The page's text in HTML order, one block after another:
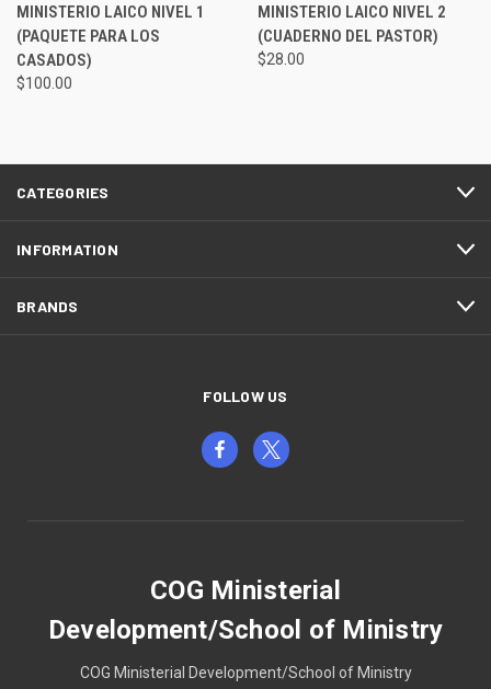
MINISTERIO LAICO NIVEL 1
(PAQUETE PARA LOS
CASADOS)
$100.00
MINISTERIO LAICO NIVEL 2
(CUADERNO DEL PASTOR)
$28.00
CATEGORIES
INFORMATION
BRANDS
FOLLOW US
COG Ministerial
Development/School of Ministry
COG Ministerial Development/School of Ministry